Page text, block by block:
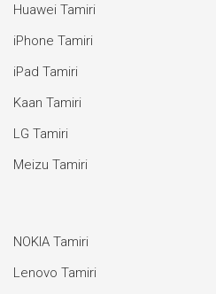
Huawei Tamiri
iPhone Tamiri
iPad Tamiri
Kaan Tamiri
LG Tamiri
Meizu Tamiri
NOKIA Tamiri
Lenovo Tamiri